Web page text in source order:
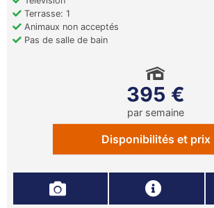
Terrasse: 1
Animaux non acceptés
Pas de salle de bain
395 €
par semaine
Disponibilités et prix